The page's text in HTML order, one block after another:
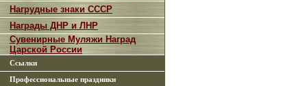
Нагрудные знаки СССР
Награды ДНР и ЛНР
Сувенирные Муляжи Наград
Царской России
Ссылки
Профессиональные праздники